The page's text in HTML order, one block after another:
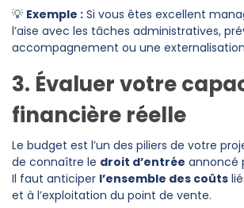
💡 Exemple : Si vous êtes excellent
l’aise avec les tâches administratives,
accompagnement ou une
3. Évaluer votre
financière réelle
Le budget est l’un des piliers de votre
de connaître le droit d’entrée annoncé
Il faut anticiper l’ensemble des coûts
et à l’exploitation du point de vente.